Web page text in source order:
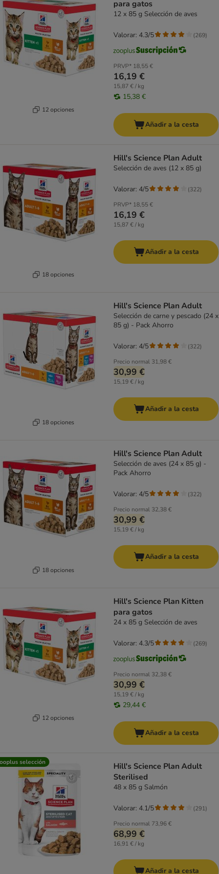
12 opciones
para gatos
12 x 85 g Selección de aves
PRVP* 18,55 €
16,19 €
15,87 € / kg
15,38 €
Valorar: 4.3/5 (269)
Añadir a la cesta
18 opciones
Hill's Science Plan Adult
Selección de aves (12 x 85 g)
PRVP* 18,55 €
16,19 €
15,87 € / kg
Valorar: 4/5 (322)
Añadir a la cesta
18 opciones
Hill's Science Plan Adult
Selección de carne y pescado (24 x
85 g) - Pack Ahorro
Precio normal 31,98 €
30,99 €
15,19 € / kg
Valorar: 4/5 (322)
Añadir a la cesta
18 opciones
Hill's Science Plan Adult
Selección de aves (24 x 85 g) -
Pack Ahorro
Precio normal 32,38 €
30,99 €
15,19 € / kg
Valorar: 4/5 (322)
Añadir a la cesta
12 opciones
Hill's Science Plan Kitten
para gatos
24 x 85 g Selección de aves
Precio normal 32,38 €
30,99 €
15,19 € / kg
29,44 €
Valorar: 4.3/5 (269)
Añadir a la cesta
selección
Hill's Science Plan Adult
Sterilised
48 x 85 g Salmón
Precio normal 73,96 €
68,99 €
16,91 € / kg
Valorar: 4.1/5 (291)
Añadir a la cesta